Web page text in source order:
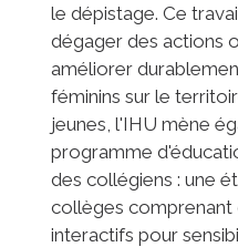
le dépistage. Ce
dégager des actions
améliorer
féminins sur le
jeunes, l'IHU mène
programme
des collégiens : une
collèges comprenant
interactifs pour